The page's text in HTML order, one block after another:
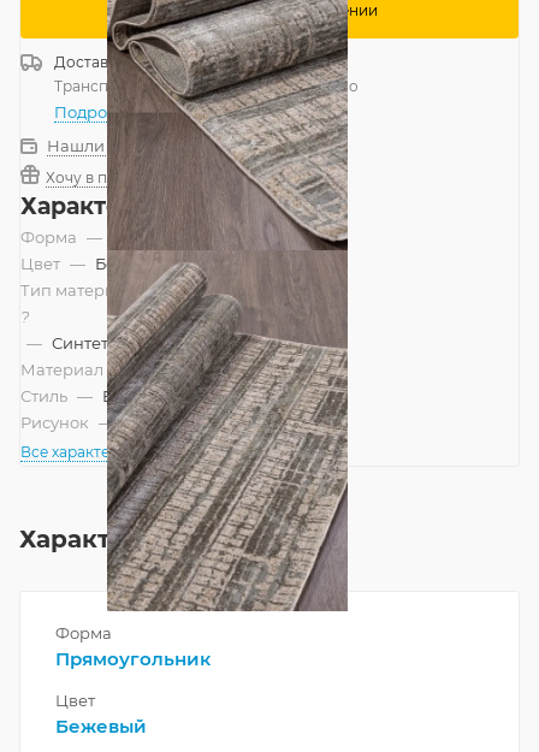
Сообщить о поступлении
ДоставкаРоссия
Транспортной компанией—бесплатно
Подробнее
Нашли дешевле?
Хочу в подарок
Характеристики
Форма —
Прямоугольник
Цвет — Бежевый
Тип материала
?
— Синтетический, Смешанный
Материал — Полиэстер
Стиль — Винтажный, Современный
Рисунок — Абстракция
Все характеристики
Характеристики
Форма
Прямоугольник
Цвет
Бежевый